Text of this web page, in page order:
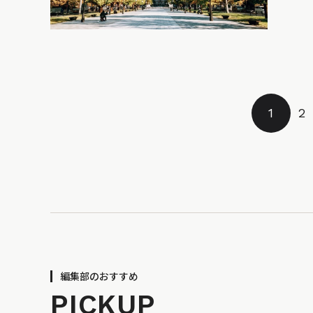
1 2
編集部のおすすめ
PICKUP